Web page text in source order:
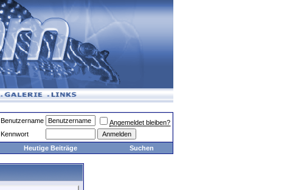
Benutzername
Angemeldet bleiben?
Kennwort
Heutige Beiträge Suchen